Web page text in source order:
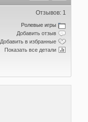
Отзывов: 1
Ролевые игры
Добавить отзыв
Добавить в избранные
Показать все детали